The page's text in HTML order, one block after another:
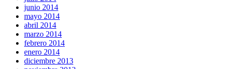
junio 2014
mayo 2014
abril 2014
marzo 2014
febrero 2014
enero 2014
diciembre 2013